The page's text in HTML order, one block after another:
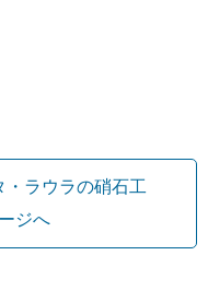
・ラウラの硝石工
ジへ